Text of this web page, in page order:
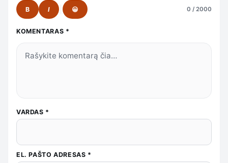
B I 😀 0 / 2000
KOMENTARAS *
VARDAS *
EL. PAŠTO ADRESAS *